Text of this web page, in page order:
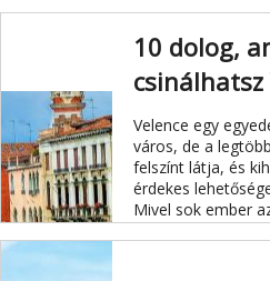
és november 24.
Velencei
Biennálét.
10 dolog,
csinálhatsz
Velence egy
város, de a
felszínt látja, és
érdekes
Mivel sok ember
Velence egy